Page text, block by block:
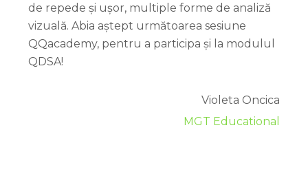
de repede și ușor, multiple forme de analiză
vizuală. Abia aștept următoarea sesiune
QQacademy, pentru a participa și la modulul
QDSA!
Violeta Oncica
MGT Educational